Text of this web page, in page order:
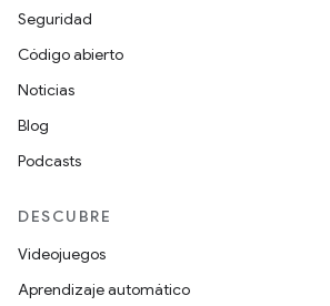
Seguridad
Código abierto
Noticias
Blog
Podcasts
DESCUBRE
Videojuegos
Aprendizaje automático